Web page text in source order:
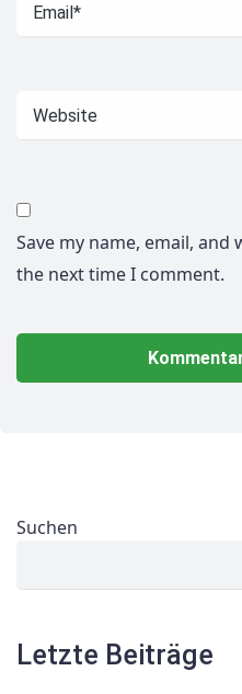
Save my name, email,
the next time I comment.
Suchen
Letzte Beiträge